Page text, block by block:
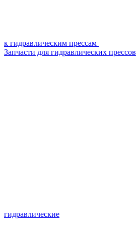
к гидравлическим прессам
Запчасти для гидравлических прессов
гидравлические